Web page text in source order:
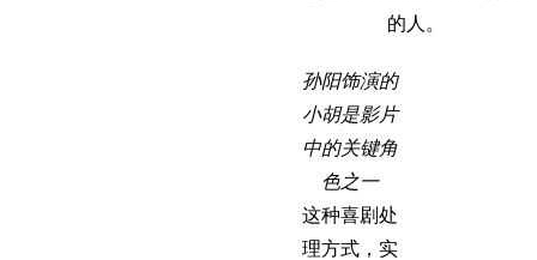
的人。
孙阳饰演的
小胡是影片
中的关键角
色之一
这种喜剧处
理方式，实